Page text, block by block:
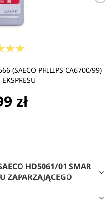
(SAECO PHILIPS CA6700/99)
zł
HD5061/01 SMAR
ZAPARZAJĄCEGO